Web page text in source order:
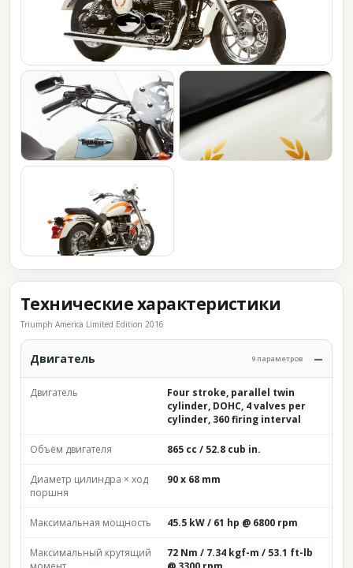
Технические характеристики
Triumph America Limited Edition 2016
Двигатель 9 параметров
Двигатель
Four stroke, parallel twin
cylinder, DOHC, 4 valves per
cylinder, 360 firing interval
Объём двигателя 865 cc / 52.8 cub in.
Диаметр цилиндра × ход
поршня
90 x 68 mm
Максимальная мощность 45.5 kW / 61 hp @ 6800 rpm
Максимальный крутящий
72 Nm / 7.34 kgf-m / 53.1 ft-lb